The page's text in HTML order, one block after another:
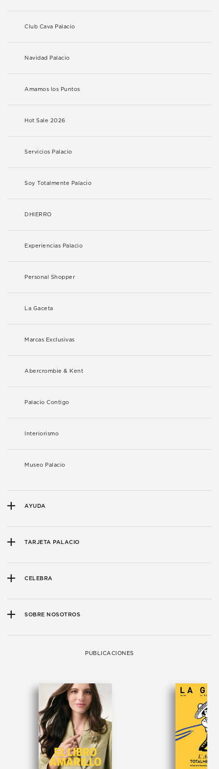
Club Cava Palacio
Navidad Palacio
Amamos los Puntos
Hot Sale 2026
Servicios Palacio
Soy Totalmente Palacio
DHIERRO
Experiencias Palacio
Personal Shopper
La Gaceta
Marcas Exclusivas
Abercrombie & Kent
Palacio Contigo
Interiorismo
Museo Palacio
AYUDA
TARJETA PALACIO
CELEBRA
SOBRE NOSOTROS
PUBLICACIONES